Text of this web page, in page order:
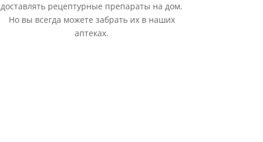
доставлять рецептурные препараты на дом.
Но вы всегда можете забрать их в наших
аптеках.